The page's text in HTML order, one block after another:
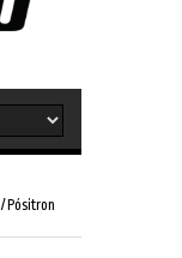
/ Pósitron